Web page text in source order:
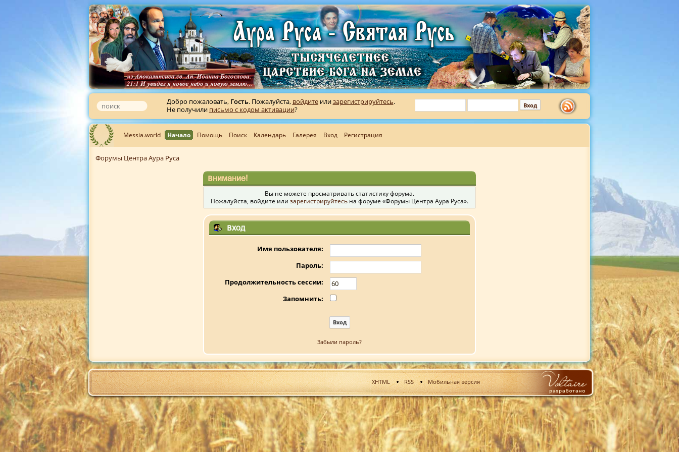
Добро пожаловать, Гость. Пожалуйста, войдитеилизарегистрируйтесь.
Не получили письмо с кодом активации?
Messia.world Начало Помощь Поиск Календарь Галерея Вход Регистрация
Форумы Центра Аура Руса
Внимание!
Вы не можете просматривать статистику форума.
Пожалуйста, войдите или зарегистрируйтесь на форуме «Форумы Центра Аура Руса».
Вход
Имя пользователя:
Пароль:
Продолжительность сессии:
Запомнить:
Забыли пароль?
XHTML RSS Мобильная версия